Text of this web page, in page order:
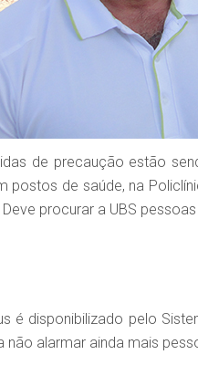
de precaução estão
postos de saúde, na
procurar a UBS
é disponibilizado pelo
não alarmar ainda mais